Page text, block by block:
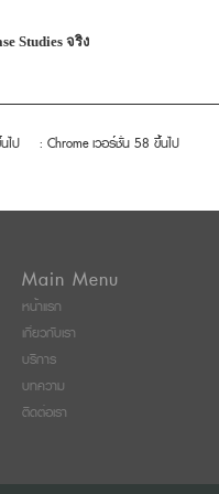
Studies จริง
ไป : Chrome เวอร์ชั่น 58 ขึ้นไป
Main Menu
หน้าแรก
เกี่ยวกับเรา
บริการ
บทความ
ติดต่อเรา